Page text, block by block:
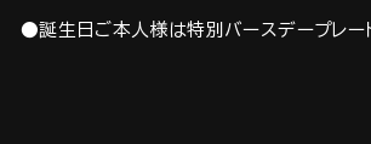
●誕生日ご本人様は特別バースデープレー